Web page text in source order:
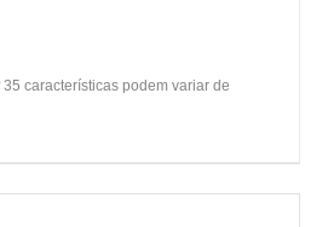
características podem variar de